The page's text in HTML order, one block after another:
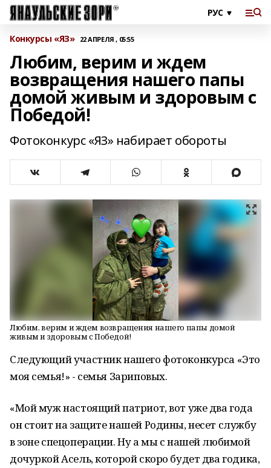
Конкурсы «ЯЗ» 22 АПРЕЛЯ , 05:55
Любим, верим и ждем
возвращения нашего папы
домой живым и здоровым с
Победой!
Фотоконкурс «ЯЗ» набирает обороты
Любим, верим и ждем возвращения нашего папы домой
живым и здоровым с Победой!
Следующий участник нашего фотоконкурса «Это
моя семья!» - семья Зариповых.
«Мой муж настоящий патриот, вот уже два года
он стоит на защите нашей Родины, несет службу
в зоне спецоперации. Ну а мы с нашей любимой
дочуркой Асель, которой скоро будет два годика,